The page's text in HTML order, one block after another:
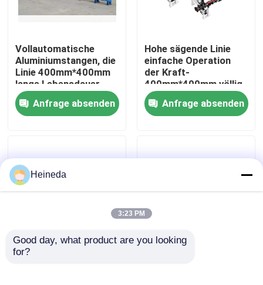
Über uns
Fabrik-Ausflug
Qualitätskontrolle
Nachrichten
Cnc-Rundschreiben sah
Vollautomatische
Aluminiumstangen, die
Linie 400mm*400mm
lange Lebensdauer
sägen
Anfrage absenden
Hohe sägende Linie
einfache Operation
der Kraft-
400mm*400mm völlig
automatisch
Anfrage absenden
industrielle Bandsäge-
Heineda
3:23 PM
Good day, what product are you looking
for?